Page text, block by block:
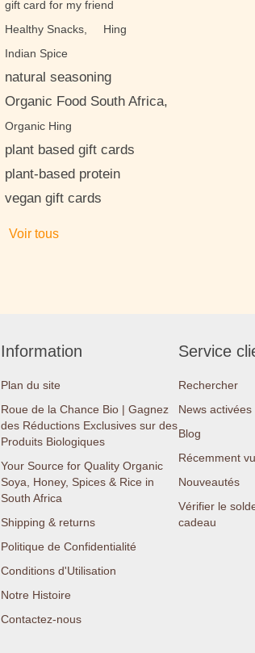
gift card for my friend
Healthy Snacks,
Hing
Indian Spice
natural seasoning
Organic Food South Africa,
Organic Hing
plant based gift cards
plant-based protein
vegan gift cards
Voir tous
Information
Plan du site
Roue de la Chance Bio | Gagnez
des Réductions Exclusives sur des
Produits Biologiques
Your Source for Quality Organic
Soya, Honey, Spices & Rice in
South Africa
Shipping & returns
Politique de Confidentialité
Conditions d'Utilisation
Notre Histoire
Contactez-nous
Service
Rechercher
News activées
Blog
Récemment
Nouveautés
Vérifier le
cadeau